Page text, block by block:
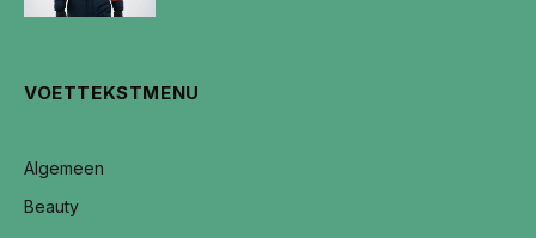
VOETTEKSTMENU
Algemeen
Beauty